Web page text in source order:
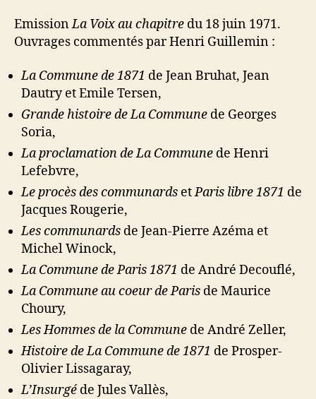
EmissionLa Voix au chapitre du 18 juin 1971.
Ouvrages commentés par Henri Guillemin :
La Commune de 1871 de Jean Bruhat, Jean
Dautry et Emile Tersen,
Grande histoire de La Commune de Georges
Soria,
La proclamation de La Commune de Henri
Lefebvre,
Le procès des communards etParis libre 1871 de
Jacques Rougerie,
Les communards de Jean-Pierre Azéma et
Michel Winock,
La Commune de Paris 1871 de André Decouflé,
La Commune au coeur de Paris de Maurice
Choury,
Les Hommes de la Commune de André Zeller,
Histoire de La Commune de 1871 de Prosper-
Olivier Lissagaray,
L’Insurgé de Jules Vallès,